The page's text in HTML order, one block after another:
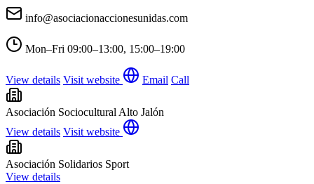
info@asociacionaccionesunidas.com
Mon–Fri 09:00–13:00, 15:00–19:00
View details Visit website Email Call
Asociación Sociocultural Alto Jalón
View details Visit website
Asociación Solidarios Sport
View details